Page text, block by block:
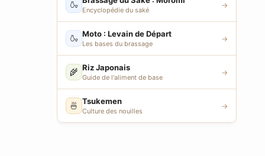
🍶
Encyclopédie du saké
→
🍶 Moto : Levain de Départ
Les bases du brassage
→
🌾 Riz Japonais
Guide de l'aliment de base
→
🍜 Tsukemen
Culture des nouilles
→